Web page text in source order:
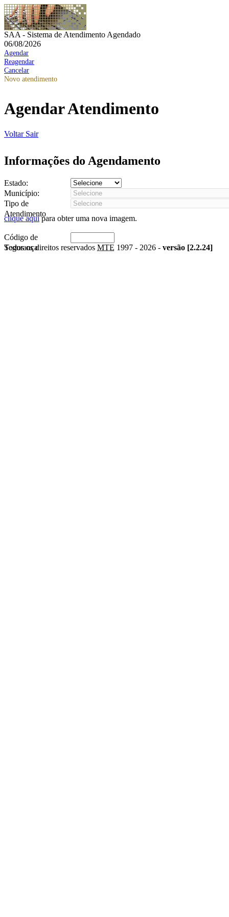
SAA - Sistema de Atendimento Agendado
06/08/2026
Agendar
Reagendar
Cancelar
Novo atendimento
Agendar Atendimento
Voltar Sair
Informações do Agendamento
Estado:
Município:
Tipo de
Atendimento
clique aquipara obter uma nova imagem.
Código de
Segurança
Todos os direitos reservados MTE 1997 - 2026 - versão [2.2.24]